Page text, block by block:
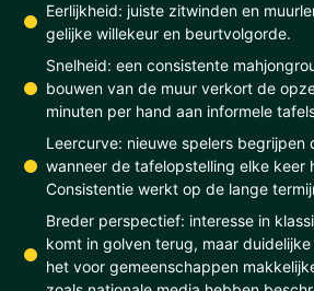
Eerlijkheid: juiste zitwinden en
gelijke willekeur en beurtvolgorde.
Snelheid: een consistente
bouwen van de muur verkort de
minuten per hand aan informele
Leercurve: nieuwe spelers begrijpen
wanneer de tafelopstelling elke keer
Consistentie werkt op de lange
Breder perspectief: interesse in
komt in golven terug, maar
het voor gemeenschappen